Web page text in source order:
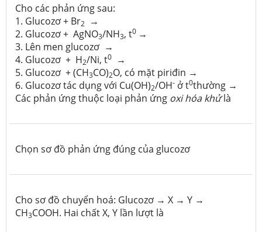
Cho các phản ứng sau:
1. Glucozơ + Br2
→
2. Glucozơ + AgNO3/NH3, t0 →
3. Lên men glucozơ →
4. Glucozơ + H2/Ni, t0
→
5. Glucozơ + (CH3CO)2­O, có mặt piriđin →
6. Glucozơ tác dụng với Cu(OH)2/OH- ở t0thường →
Các phản ứng thuộc loại phản ứng oxi hóa khửlà
Chọn sơ đồ phản ứng đúng của glucozơ
Cho sơ đồ chuyển hoá: Glucozơ → X → Y →
CH3COOH. Hai chất X, Y lần lượt là